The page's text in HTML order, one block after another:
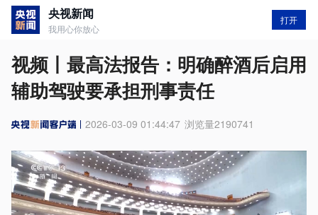
央视新闻
我用心你放心
打开
视频丨最高法报告：明确醉酒后启用
辅助驾驶要承担刑事责任
2026-03-09 01:44:47 浏览量2190741